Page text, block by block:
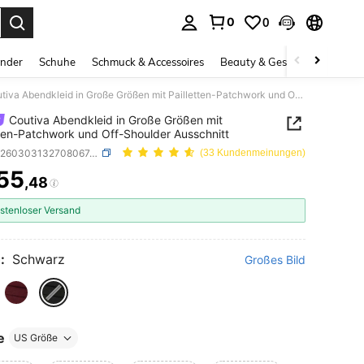
0 0
Schuhe Schmuck & Accessoires Beauty & Gesundheit
Coutiva Abendkleid in Große Größen mit Pailletten-Patchwork und Off-Shoulder Ausschnitt
Coutiva Abendkleid in Große Größen mit
Patchwork und Off-Shoulder Ausschnitt
SKU: sz260303132708067426568 (33 Kundenmeinungen)
AND AVAILABILITY
,48
Versand
Schwarz Großes Bild
US Größe